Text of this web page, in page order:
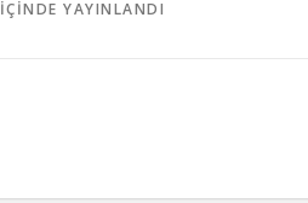
IÇINDE YAYINLANDI